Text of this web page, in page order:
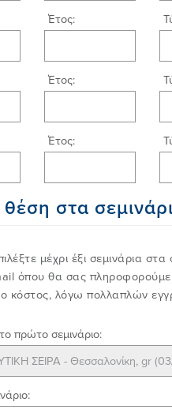
Έτος:
Έτος:
Έτος:
θέση στα
μέχρι έξι σεμινάρια
όπου θα σας πληροφορούμε
κόστος, λόγω πολλαπλών
πρώτο σεμινάριο: